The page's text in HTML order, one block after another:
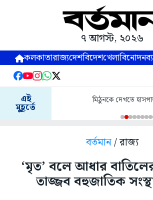
৭ আগস্ট, ২০২৬
কলকাতারাজ্যদেশবিদেশখেলাবিনোদন
এই
মুহূর্তে
মিঠুনকে দেখতে
বর্তমান/ রাজ্য
‘মৃত’ বলে আধার
তাজ্জব বহুজাতিক